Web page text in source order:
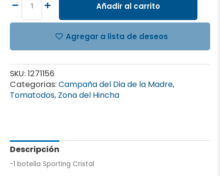
Añadir al carrito
Agregar a lista de deseos
SKU:1271156
Categorias:Campaña del Dia de la Madre,
Tomatodos, Zona del Hincha
Descripción
-1 botella Sporting Cristal